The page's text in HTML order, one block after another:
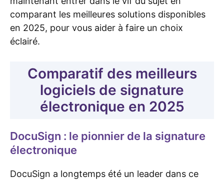
comparant les meilleures solutions disponibles
en 2025, pour vous aider à faire un choix
éclairé.
Comparatif des meilleurs
logiciels de signature
électronique en 2025
DocuSign : le pionnier de la signature
électronique
DocuSign a longtemps été un leader dans ce